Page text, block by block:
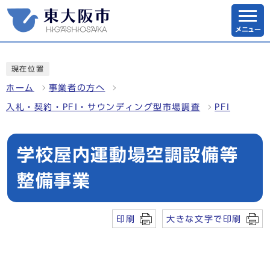
メニュー
現在位置
ホーム 事業者の方へ
入札・契約・PFI・サウンディング型市場調査 PFI
学校屋内運動場空調設備等
整備事業
印刷 大きな文字で印刷